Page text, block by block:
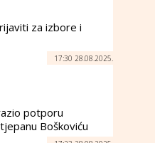
za izbore i
17:30 28.08.2025.
potporu
Boškoviću